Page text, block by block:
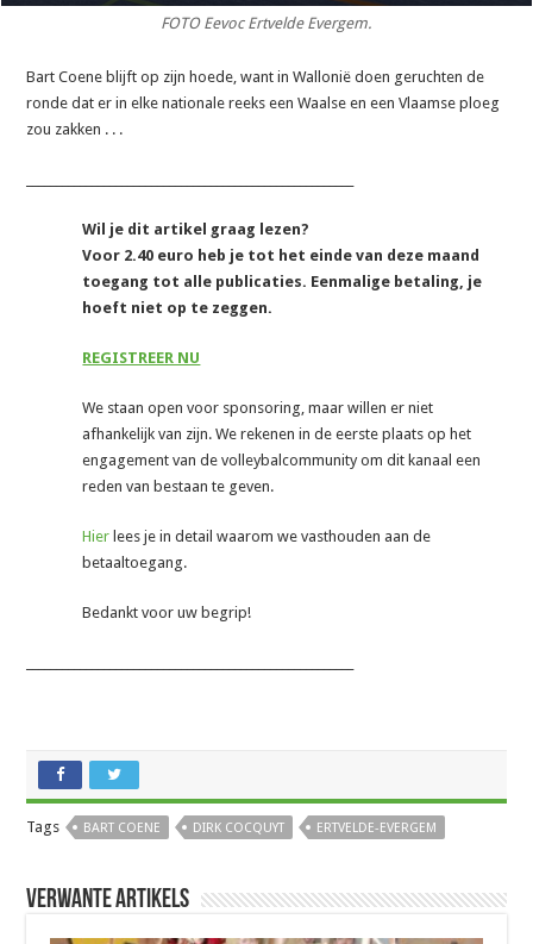
FOTO Eevoc Ertvelde Evergem.
Bart Coene blijft op zijn hoede, want in Wallonië doen geruchten de
ronde dat er in elke nationale reeks een Waalse en een Vlaamse ploeg
zou zakken . . .
Wil je dit artikel graag lezen?
Voor 2.40 euro heb je tot het einde van deze maand
toegang tot alle publicaties. Eenmalige betaling, je
hoeft niet op te zeggen.
REGISTREER NU
We staan open voor sponsoring, maar willen er niet
afhankelijk van zijn. We rekenen in de eerste plaats op het
engagement van de volleybalcommunity om dit kanaal een
reden van bestaan te geven.
Hier lees je in detail waarom we vasthouden aan de
betaaltoegang.
Bedankt voor uw begrip!
Tags BART COENE DIRK COCQUYT ERTVELDE-EVERGEM
Verwante artikels